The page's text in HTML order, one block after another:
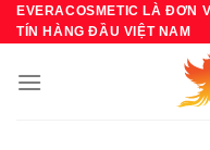
Bỏ
qua
dung
EVERACOSMETIC LÀ ĐƠN
TÍN HÀNG ĐẦU VIỆT NAM